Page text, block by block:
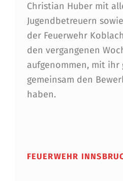
Christian Huber mit
Jugendbetreuern
der Feuerwehr
den vergangenen
aufgenommen, mit ihr
gemeinsam den
haben.
FEUERWEHR